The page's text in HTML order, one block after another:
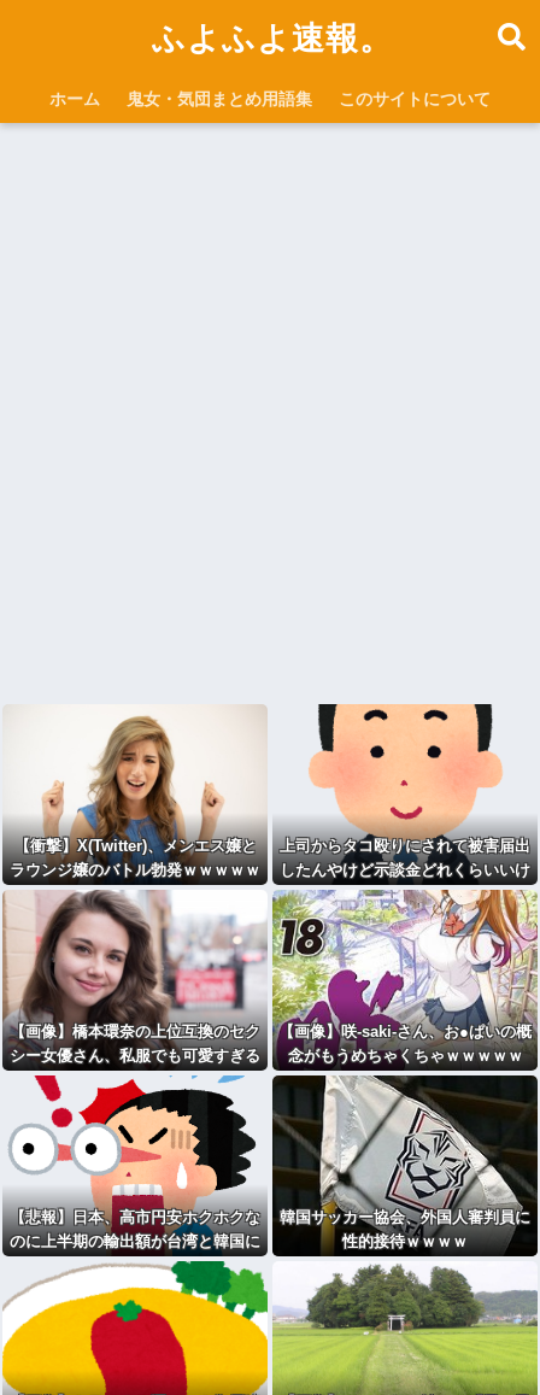
ふよふよ速報。
ホーム 鬼女・気団まとめ用語集 このサイトについて
【衝撃】X(Twitter)、メンエス嬢と
ラウンジ嬢のバトル勃発ｗｗｗｗｗ
ｗｗｗ
上司からタコ殴りにされて被害届出
したんやけど示談金どれくらいいけ
そう？？？
【画像】橋本環奈の上位互換のセク
シー女優さん、私服でも可愛すぎる
ｗｗｗｗｗｗｗｗｗ
【画像】咲-saki-さん、お●ぱいの概
念がもうめちゃくちゃｗｗｗｗｗ
【悲報】日本、高市円安ホクホクな
のに上半期の輸出額が台湾と韓国に
抜かれるww
韓国サッカー協会、外国人審判員に
性的接待ｗｗｗｗ